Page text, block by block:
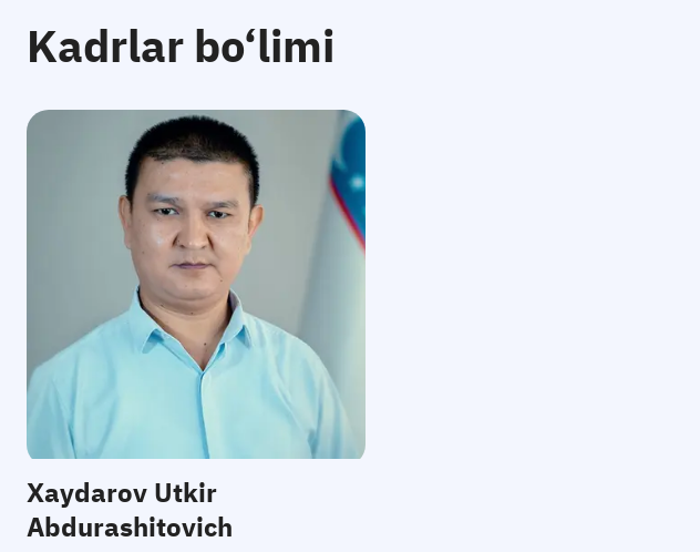
Kadrlar bo‘limi
Qabul
Xaydarov Utkir
Abdurashitovich